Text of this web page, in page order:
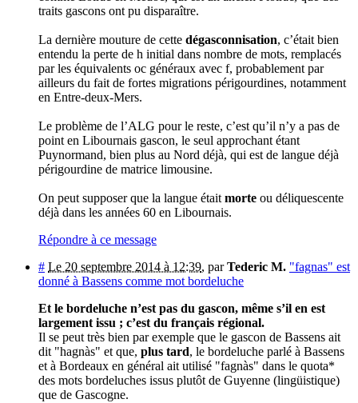
traits gascons ont pu disparaître.
La dernière mouture de cette dégasconnisation, c’était bien
entendu la perte de h initial dans nombre de mots, remplacés
par les équivalents oc généraux avec f, probablement par
ailleurs du fait de fortes migrations périgourdines, notamment
en Entre-deux-Mers.
Le problème de l’ALG pour le reste, c’est qu’il n’y a pas de
point en Libournais gascon, le seul approchant étant
Puynormand, bien plus au Nord déjà, qui est de langue déjà
périgourdine de matrice limousine.
On peut supposer que la langue était morte ou déliquescente
déjà dans les années 60 en Libournais.
Répondre à ce message
# Le 20 septembre 2014 à 12:39, parTederic M. "fagnas" est
donné à Bassens comme mot bordeluche
Et le bordeluche n’est pas du gascon, même s’il en est
largement issu ; c’est du français régional.
Il se peut très bien par exemple que le gascon de Bassens ait
dit "hagnàs" et que, plus tard, le bordeluche parlé à Bassens
et à Bordeaux en général ait utilisé "fagnàs" dans le quota*
des mots bordeluches issus plutôt de Guyenne (lingüistique)
que de Gascogne.